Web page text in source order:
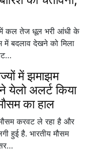
कल तेज धूल भरी आंधी के
में बदलाव देखने को मिला
में झमाझम
येलो अलर्ट किया
का हाल
करवट ले रहा है और
हुई है. भारतीय मौसम